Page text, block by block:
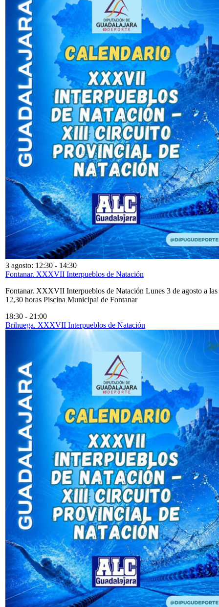
3 agosto: 12:30 - 14:30
Fontanar. XXXVII Interpueblos de Natación
Fontanar. XXXVII Interpueblos de Natación Lunes 3 de agosto a las
12,30 horas Piscina Municipal de Fontanar
18:30 - 21:00
Brihuega. XXXVII Interpueblos de Natación